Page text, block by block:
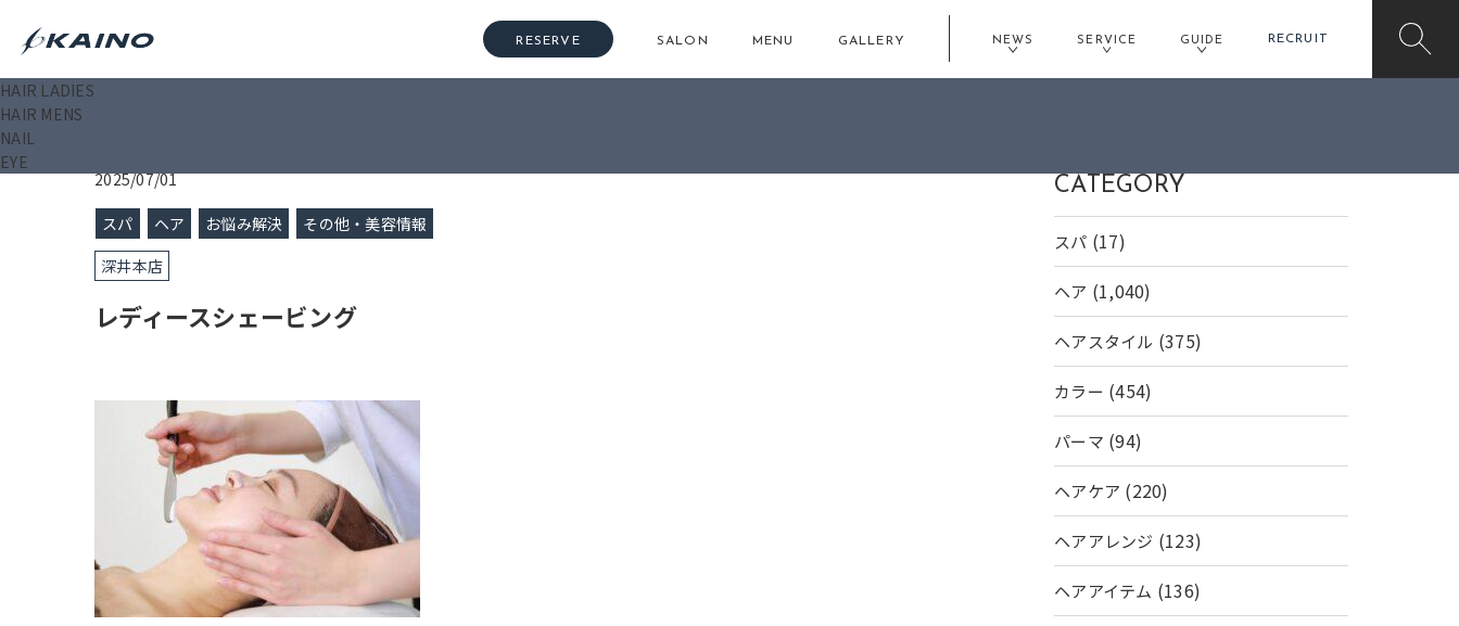
RESERVE SALON MENU GALLERY NEWS SERVICE GUIDE RECRUIT
HAIR LADIES
HAIR MENS
NAIL
EYE
2025/07/01
スパ ヘア お悩み解決
その他・美容情報
深井本店
レディースシェービング
CATEGORY
スパ (17)
ヘア (1,040)
ヘアスタイル (375)
カラー (454)
パーマ (94)
ヘアケア (220)
ヘアアレンジ (123)
ヘアアイテム (136)